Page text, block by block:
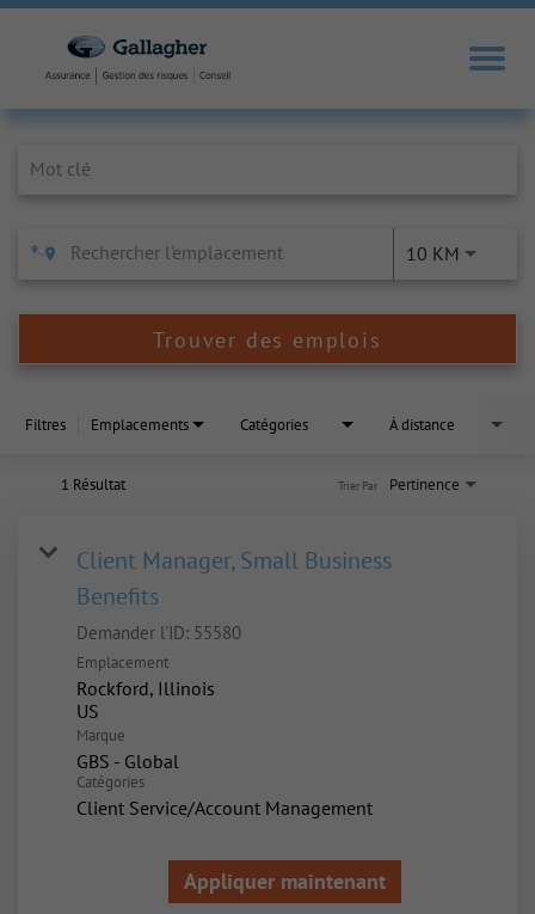
10 KM
Trouver des emplois
Filtres Emplacements Catégories À distance
1 Résultat Pertinence
Trier Par
Client Manager, Small Business
Benefits
Demander l'ID: 55580
Emplacement
Rockford, Illinois
Marque
GBS - Global
Catégories
Client Service/Account Management
Appliquer maintenant